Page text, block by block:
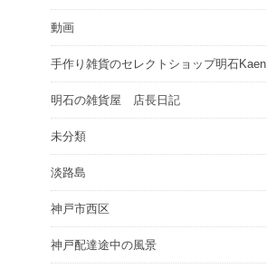
動画
手作り雑貨のセレクトショップ明石Kaen
明石の雑貨屋 店長日記
未分類
淡路島
神戸市西区
神戸配達途中の風景